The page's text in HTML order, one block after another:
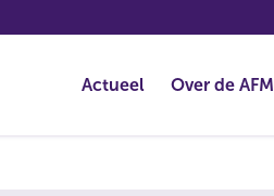
Actueel Over de AFM